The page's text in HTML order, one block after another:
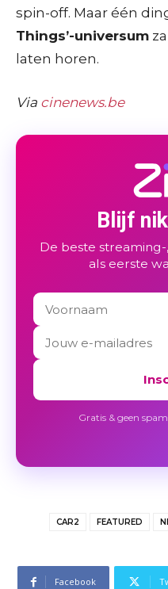
spin-off. Maar één
Things’-universum
laten horen.
Via cinenews.be
Blijf
De beste
als eerste
Gratis & geen
CAR2 FEATURED
Facebook